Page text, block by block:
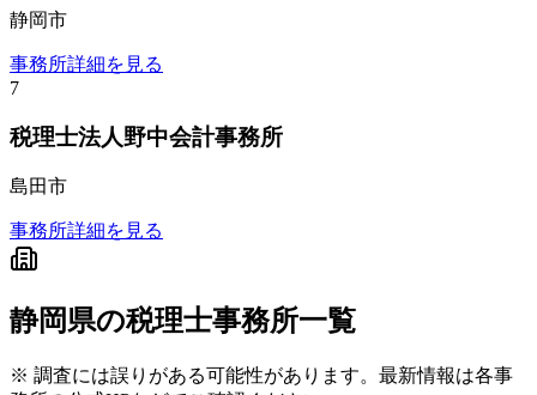
静岡市
事務所詳細を見る
7
税理士法人野中会計事務所
島田市
事務所詳細を見る
静岡県の税理士事務所一覧
※ 調査には誤りがある可能性があります。最新情報は各事